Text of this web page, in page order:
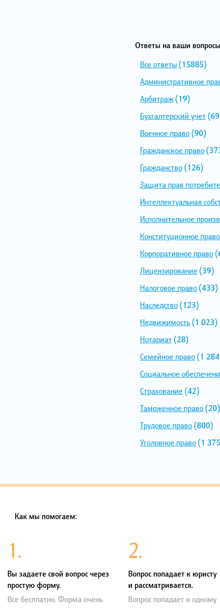
Ответы на ваши
Все ответы(15885)
Административное
Арбитраж(19)
Бухгалтерский учет
Военное право(90)
Гражданское право
Гражданство(126)
Защита прав
Интеллектуальная
Исполнительное
Конституционное право
Корпоративное право
Лицензирование (39)
Налоговое право(433)
Наследство(123)
Недвижимость(1 023)
Нотариат(28)
Семейное право(1
Социальное
Страхование (42)
Таможенное право(20)
Трудовое право(800)
Уголовное право(1
Как мы помогаем:
1.
Вы задаете свой вопрос через
простую форму.
Все бесплатно. Форма очень
2.
Вопрос попадает к юристу
и рассматривается.
Вопрос попадает к одному